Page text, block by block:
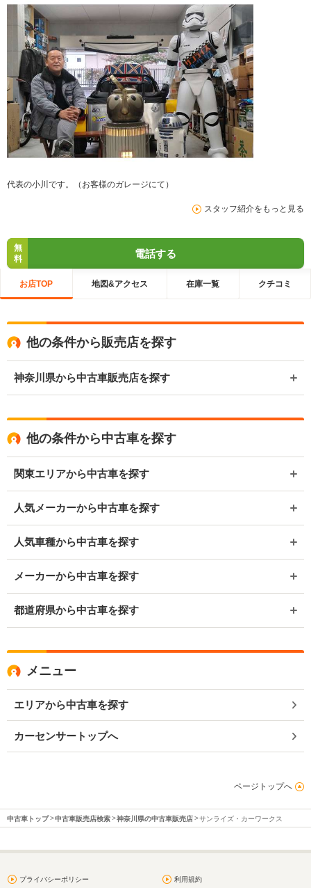
代表の小川です。（お客様のガレージにて）
スタッフ紹介をもっと見る
無
料
電話する
お店TOP 地図&アクセス 在庫一覧 クチコミ
他の条件から販売店を探す
神奈川県から中古車販売店を探す
他の条件から中古車を探す
関東エリアから中古車を探す
人気メーカーから中古車を探す
人気車種から中古車を探す
メーカーから中古車を探す
都道府県から中古車を探す
メニュー
エリアから中古車を探す
カーセンサートップへ
ページトップへ
中古車トップ 中古車販売店検索 神奈川県の中古車販売店 サンライズ・カーワークス
プライバシーポリシー 利用規約